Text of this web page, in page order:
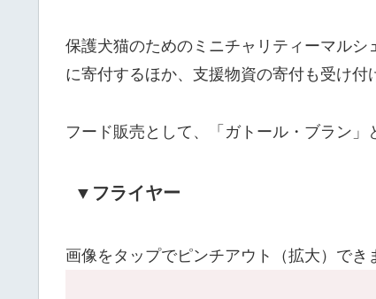
保護犬猫のためのミニチャリティーマル
に寄付するほか、支援物資の寄付も受け付
フード販売として、「ガトール・ブラン」
▼フライヤー
画像をタップでピンチアウト（拡大）でき